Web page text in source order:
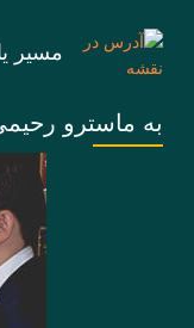
مسیر
به ماسترو